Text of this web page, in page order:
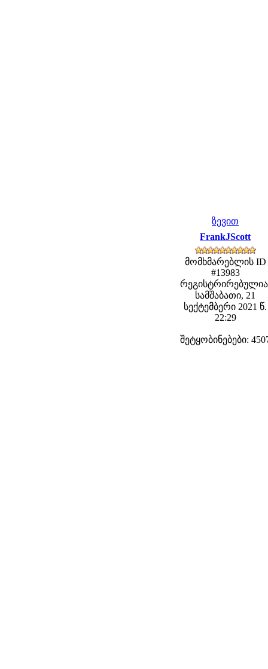
ზევით
FrankJScott
მომხმარებლის ID
#13983
სამშაბათი, 21
სექტემბერი 2021 წ.
22:29
შეტყობინებები: